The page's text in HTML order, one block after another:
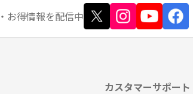
・お得情報を配信中
カスタマーサポート